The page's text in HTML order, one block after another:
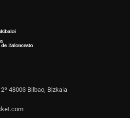
48003 Bilbao, Bizkaia